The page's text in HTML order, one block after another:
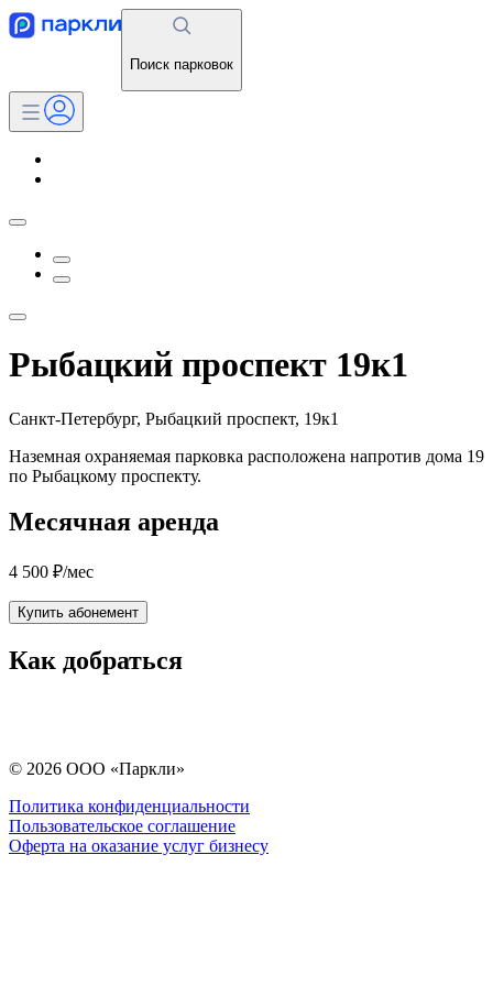
Поиск парковок
Рыбацкий проспект 19к1
Санкт-Петербург, Рыбацкий проспект, 19к1
Наземная охраняемая парковка расположена напротив дома 19
по Рыбацкому проспекту.
Месячная аренда
4 500 ₽/мес
Купить абонемент
Как добраться
© 2026 ООО «Паркли»
Политика конфиденциальности
Пользовательское соглашение
Оферта на оказание услуг бизнесу